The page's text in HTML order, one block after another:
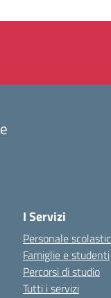
I Servizi
Personale
Famiglie e studenti
Percorsi di studio
Tutti i servizi